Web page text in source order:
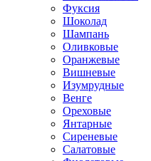
Фуксия
Шоколад
Шампань
Оливковые
Оранжевые
Вишневые
Изумрудные
Венге
Ореховые
Янтарные
Сиреневые
Салатовые